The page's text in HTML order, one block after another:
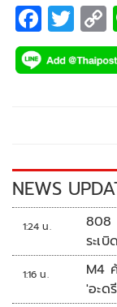
F
ac
e
k
T
wi
tt
NEWS
1:24 น.
808
ระเ
1:16 น.
M4
'อะด